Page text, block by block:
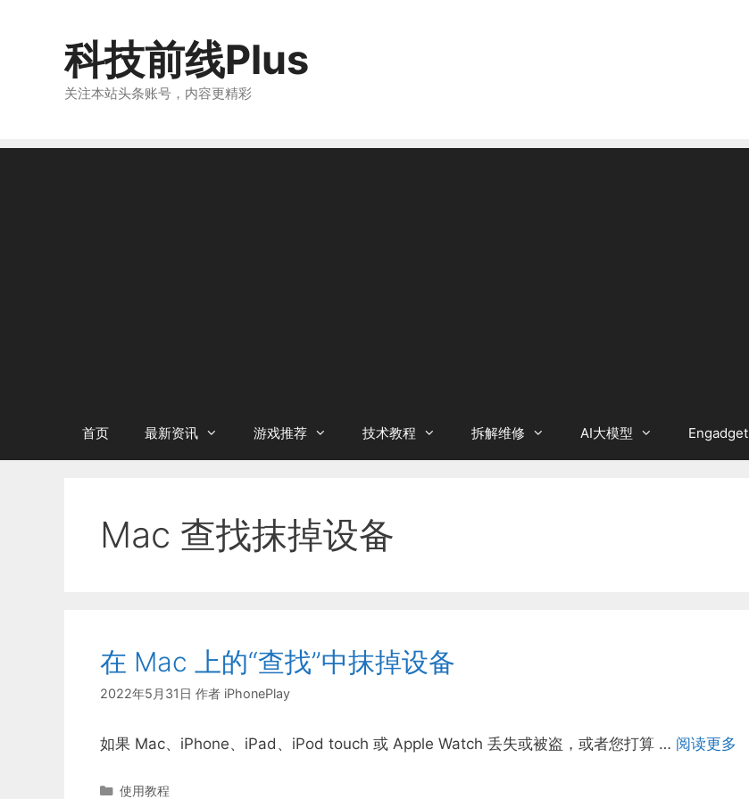
科技前线Plus
关注本站头条账号，内容更精彩
首页 最新资讯 游戏推荐 技术教程 拆解维修 AI大模型 Engadget
Mac 查找抹掉设备
在 Mac 上的“查找”中抹掉设备
2022年5月31日 作者 iPhonePlay
如果 Mac、iPhone、iPad、iPod touch 或 Apple Watch 丢失或被盗，或者您打算 … 阅读更多
分
使用教程